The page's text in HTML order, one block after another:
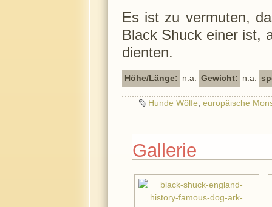
Es ist zu vermuten,
Black Shuck einer ist,
dienten.
Höhe/Länge: n.a. Gewicht: n.a.
Hunde Wölfe, europäische
Gallerie